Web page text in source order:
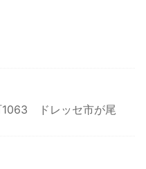
1063 ドレッセ市が尾